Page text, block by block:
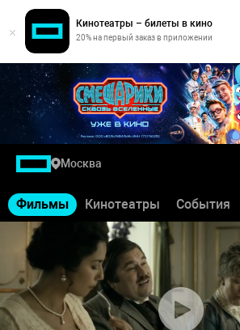
Москва
Фильмы Кинотеатры События
Кинотеатры – билеты в кино
20% на первый заказ в приложении